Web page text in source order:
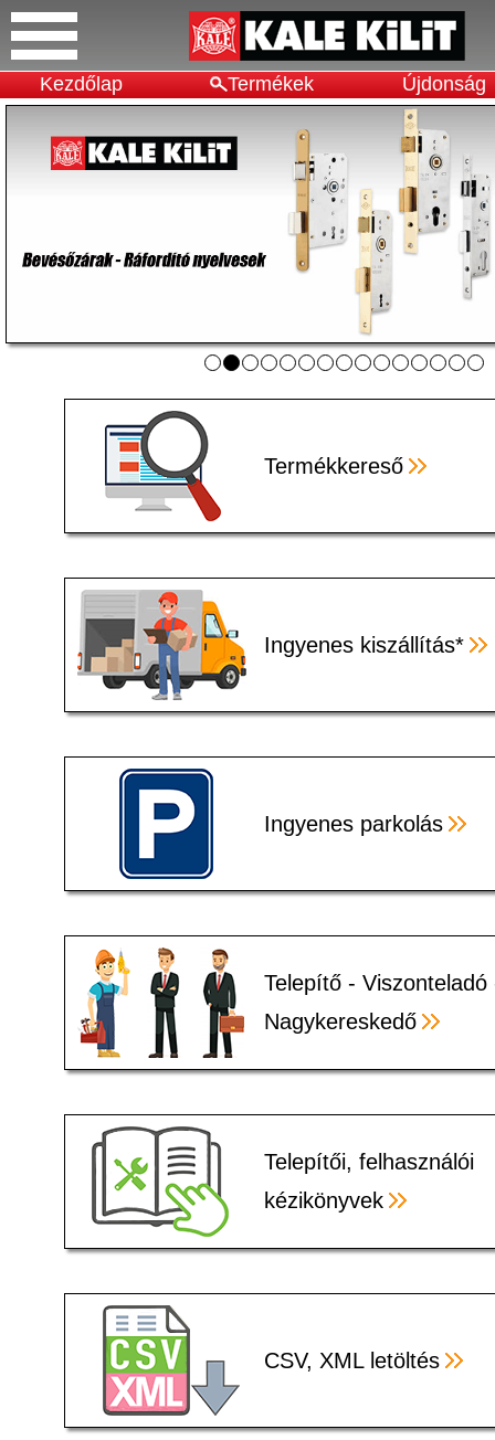
Kezdőlap Termékek Újdonság
Termékkereső
Ingyenes kiszállítás*
Ingyenes parkolás
Telepítő - Viszonteladó
Nagykereskedő
Telepítői, felhasználói
kézikönyvek
CSV, XML letöltés